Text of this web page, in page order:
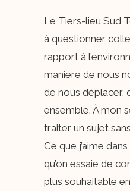
Le Tiers-lieu Sud
à questionner
rapport à
manière de nous
de nous déplacer,
ensemble. À mon
traiter un sujet
Ce que j’aime
qu’on essaie de
plus souhaitable